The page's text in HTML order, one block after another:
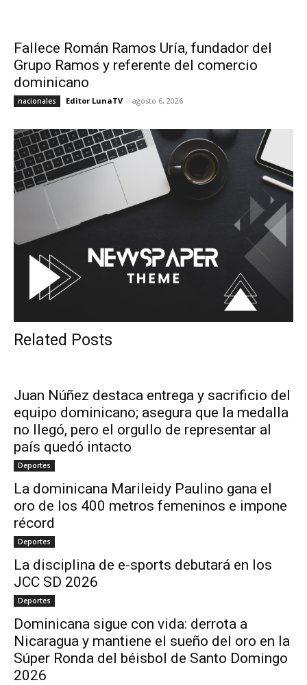
Fallece Román Ramos Uría, fundador del
Grupo Ramos y referente del comercio
dominicano
nacionales Editor LunaTV - agosto 6, 2026
Related Posts
Juan Núñez destaca entrega y sacrificio del
equipo dominicano; asegura que la medalla
no llegó, pero el orgullo de representar al
país quedó intacto
Deportes
La dominicana Marileidy Paulino gana el
oro de los 400 metros femeninos e impone
récord
Deportes
La disciplina de e-sports debutará en los
JCC SD 2026
Deportes
Dominicana sigue con vida: derrota a
Nicaragua y mantiene el sueño del oro en la
Súper Ronda del béisbol de Santo Domingo
2026